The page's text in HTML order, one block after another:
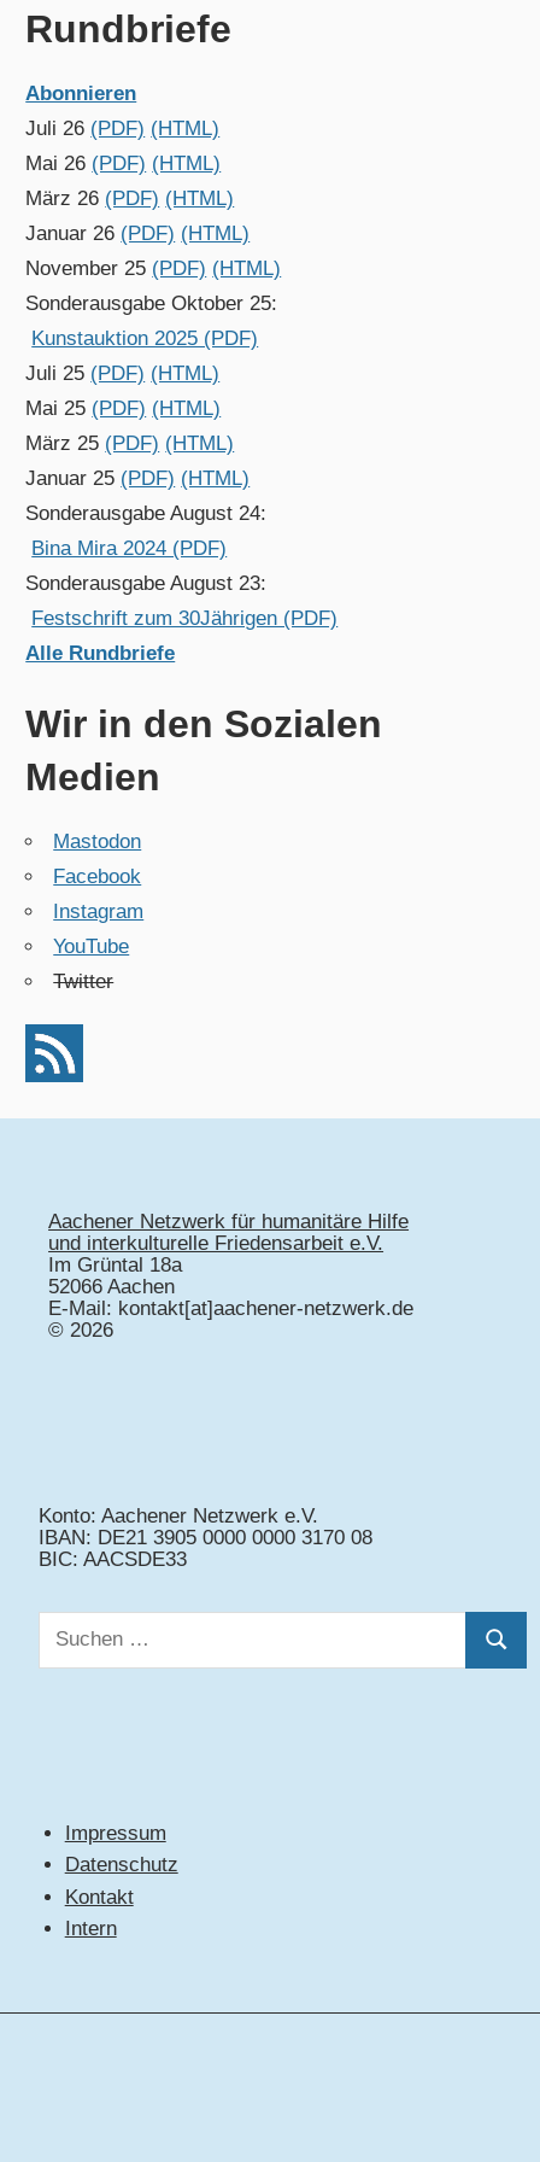
Rundbriefe
Abonnieren
Juli 26 (PDF) (HTML)
Mai 26 (PDF) (HTML)
März 26 (PDF) (HTML)
Januar 26 (PDF) (HTML)
November 25 (PDF) (HTML)
Sonderausgabe Oktober 25:
Kunstauktion 2025 (PDF)
Juli 25 (PDF) (HTML)
Mai 25 (PDF) (HTML)
März 25 (PDF) (HTML)
Januar 25 (PDF) (HTML)
Sonderausgabe August 24:
Bina Mira 2024 (PDF)
Sonderausgabe August 23:
Festschrift zum 30Jährigen (PDF)
Alle Rundbriefe
Wir in den Sozialen
Medien
Mastodon
Facebook
Instagram
YouTube
Twitter
Aachener Netzwerk für humanitäre Hilfe
und interkulturelle Friedensarbeit e.V.
Im Grüntal 18a
52066 Aachen
E-Mail: kontakt[at]aachener-netzwerk.de
© 2026
Konto: Aachener Netzwerk e.V.
IBAN: DE21 3905 0000 0000 3170 08
BIC: AACSDE33
Suchen
nach:
Impressum
Datenschutz
Kontakt
Intern